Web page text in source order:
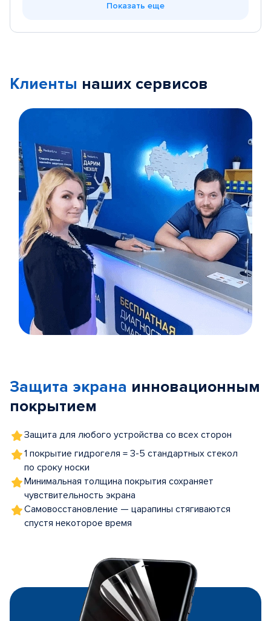
Показать еще
Клиенты наших сервисов
5
Защита экрана инновационным
покрытием
Защита для любого устройства со всех сторон
1 покрытие гидрогеля = 3-5 стандартных стекол
по сроку носки
Минимальная толщина покрытия сохраняет
чувствительность экрана
Самовосстановление — царапины стягиваются
спустя некоторое время